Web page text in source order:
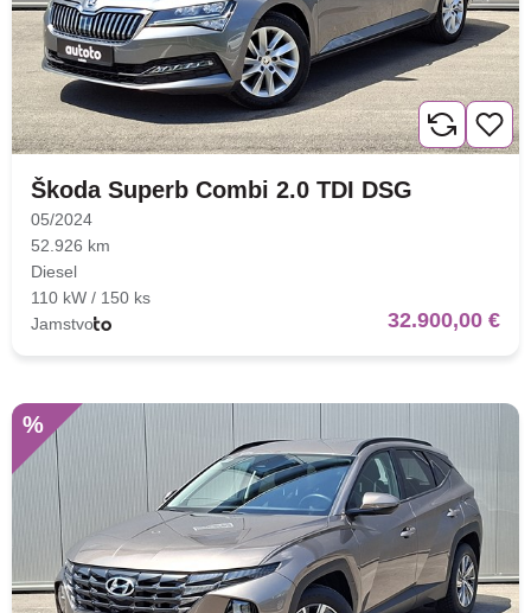
Škoda Superb Combi 2.0 TDI DSG
05/2024
52.926 km
Diesel
110 kW / 150 ks
Jamstvo
32.900,00 €
%